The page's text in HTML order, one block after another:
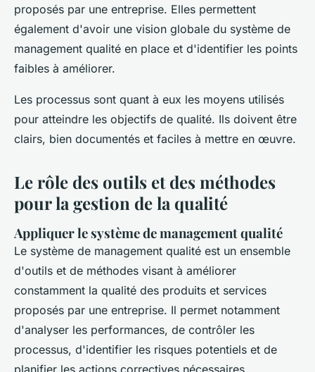
proposés par une entreprise. Elles permettent
également d'avoir une vision globale du système de
management qualité en place et d'identifier les points
faibles à améliorer.
Les processus sont quant à eux les moyens utilisés
pour atteindre les objectifs de qualité. Ils doivent être
clairs, bien documentés et faciles à mettre en œuvre.
Le rôle des outils et des méthodes
pour la gestion de la qualité
Appliquer le système de management qualité
Le système de management qualité est un ensemble
d'outils et de méthodes visant à améliorer
constamment la qualité des produits et services
proposés par une entreprise. Il permet notamment
d'analyser les performances, de contrôler les
processus, d'identifier les risques potentiels et de